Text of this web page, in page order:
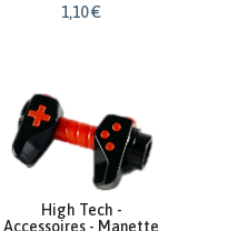
1,10€
High Tech -
Accessoires - Manette